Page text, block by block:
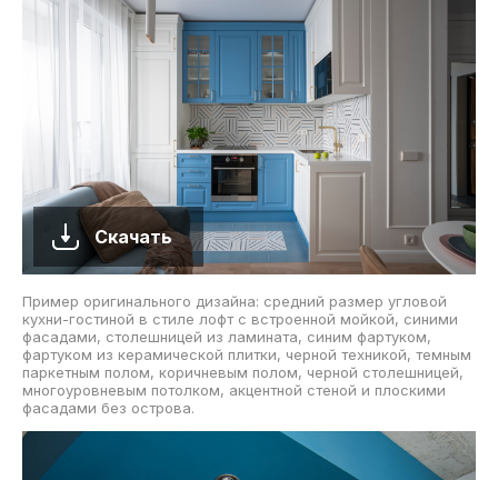
Скачать
Пример оригинального дизайна: средний размер угловой
кухни-гостиной в стиле лофт с встроенной мойкой, синими
фасадами, столешницей из ламината, синим фартуком,
фартуком из керамической плитки, черной техникой, темным
паркетным полом, коричневым полом, черной столешницей,
многоуровневым потолком, акцентной стеной и плоскими
фасадами без острова.